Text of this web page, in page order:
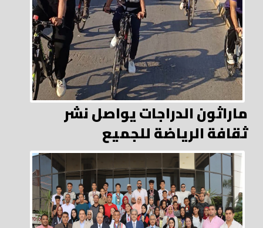
ماراثون الدراجات يواصل نشر
ثقافة الرياضة للجميع